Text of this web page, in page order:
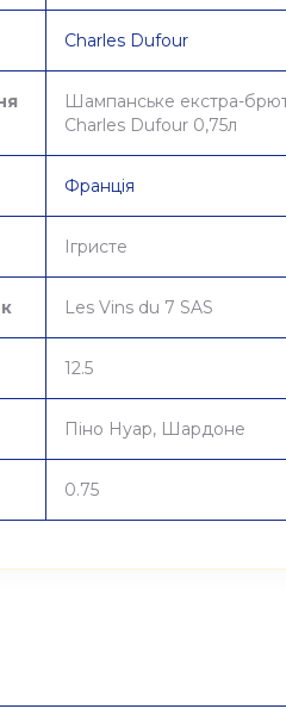
Charles Dufour
Шампанське екстра-
Charles Dufour 0,75л
Франція
Ігристе
Les Vins du 7 SAS
12.5
Піно Нуар, Шардоне
0.75